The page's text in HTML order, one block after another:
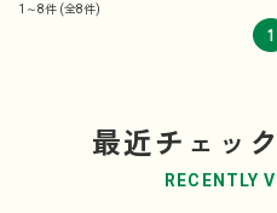
1～8件 (全8件)
1
最近チェッ
RECENTLY